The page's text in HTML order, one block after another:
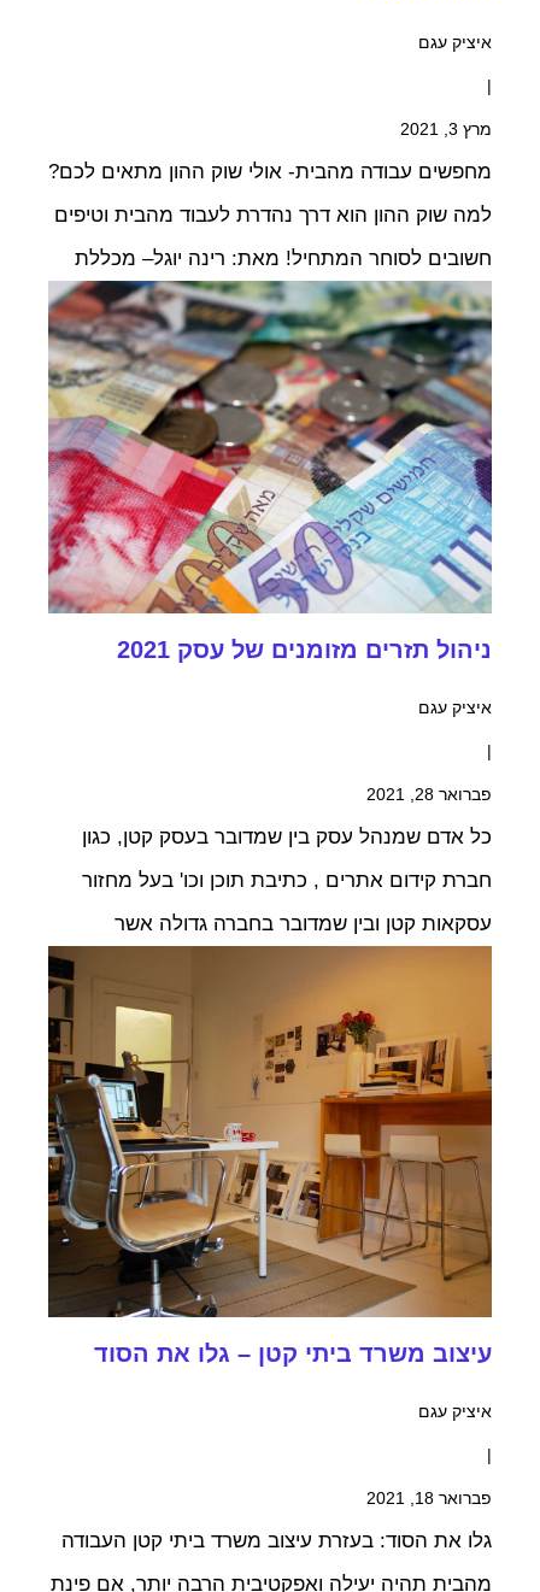
איציק עגם
|
מרץ 3, 2021
מחפשים עבודה מהבית- אולי שוק ההון מתאים לכם?
למה שוק ההון הוא דרך נהדרת לעבוד מהבית וטיפים
חשובים לסוחר המתחיל! מאת: רינה יוגל– מכללת
ניהול תזרים מזומנים של עסק 2021
איציק עגם
|
פברואר 28, 2021
כל אדם שמנהל עסק בין שמדובר בעסק קטן, כגון
חברת קידום אתרים , כתיבת תוכן וכו' בעל מחזור
עסקאות קטן ובין שמדובר בחברה גדולה אשר
עיצוב משרד ביתי קטן – גלו את הסוד
איציק עגם
|
פברואר 18, 2021
גלו את הסוד: בעזרת עיצוב משרד ביתי קטן העבודה
מהבית תהיה יעילה ואפקטיבית הרבה יותר, אם פינת